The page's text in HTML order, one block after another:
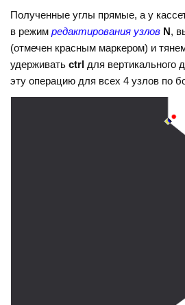
Полученные углы прямые, а у
в режимредактирования узлов N,
(отмечен красным маркером) и
удерживатьctrl для вертикального
эту операцию для всех 4 узлов по